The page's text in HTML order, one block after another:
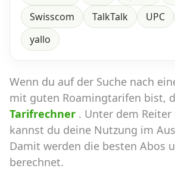
Swisscom
TalkTalk UPC
yallo
Wenn du auf der Suche nach
mit guten Roamingtarifen bist,
Tarifrechner . Unter dem Reiter
kannst du deine Nutzung im
Damit werden die besten Abos
berechnet.